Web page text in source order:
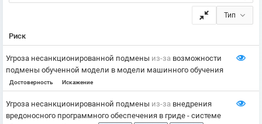
Тип
Риск
Угроза несанкционированной подмены из-за возможности
подмены обученной модели в модели машинного обучения
Достоверность Искажение
Угроза несанкционированной подмены из-за внедрения
вредоносного программного обеспечения в гриде - системе